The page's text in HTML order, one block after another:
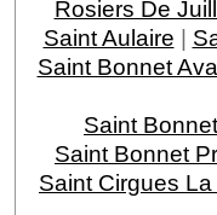
Rosiers De
Saint Aulaire |
Saint Bonnet
Saint
Saint Bonnet
Saint Cirgues